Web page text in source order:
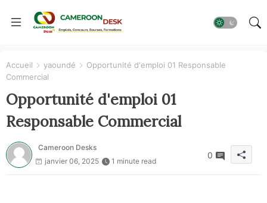
Accueil yaoundé
Opportunité d'emploi 01 Responsable
Commercial
Opportunité d'emploi 01
Responsable Commercial
Cameroon Desks
janvier 06, 2025
1 minute read
0